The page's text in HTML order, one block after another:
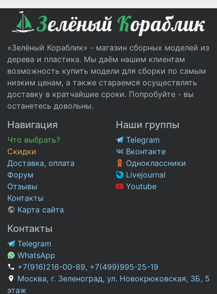
«Зелёный Кораблик» - магазин сборных моделей из
дерева и пластика. Мы даём нашим клиентам
возможность купить модели для сборки по самым
низким ценам, а также стараемся осуществлять
доставку в кратчайшие сроки. Попробуйте - вы
останетесь довольны.
Навигация
Что выбрать?
Скидки
Доставка, оплата
Форум
Отзывы
Контакты
Карта сайта
Наши группы
Telegram
Вконтакте
Одноклассники
Livejournal
Youtube
Контакты
Telegram
WhatsApp
+7(916)216-00-89, +7(499)995-25-19
Москва, г. Зеленоград, ул. Новокрюковская, 3Б, 5
этаж